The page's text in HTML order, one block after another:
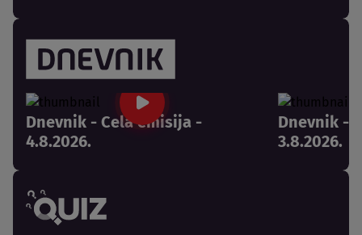
Dnevnik - Cela emisija -
4.8.2026.
Dnevnik -
3.8.2026.